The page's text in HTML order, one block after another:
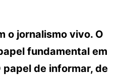
o jornalismo vivo. O
fundamental em
papel de informar, de